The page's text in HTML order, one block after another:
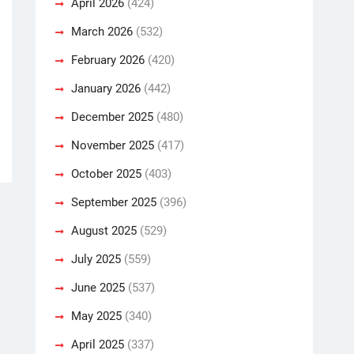
April 2026 (424)
March 2026 (532)
February 2026 (420)
January 2026 (442)
December 2025 (480)
November 2025 (417)
October 2025 (403)
September 2025 (396)
August 2025 (529)
July 2025 (559)
June 2025 (537)
May 2025 (340)
April 2025 (337)